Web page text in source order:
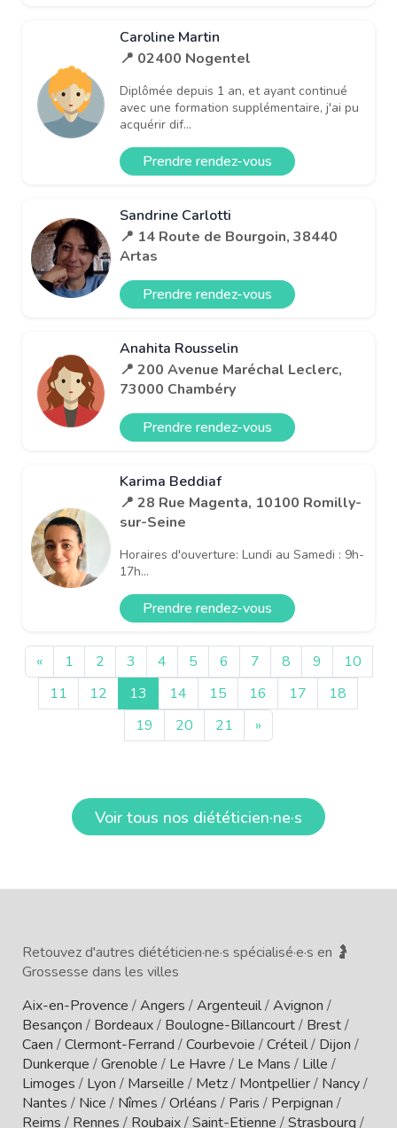
Caroline Martin
📍 02400 Nogentel
Diplômée depuis 1 an, et ayant continué
avec une formation supplémentaire, j'ai pu
acquérir dif...
Prendre rendez-vous
Sandrine Carlotti
📍 14 Route de Bourgoin, 38440
Artas
Prendre rendez-vous
Anahita Rousselin
📍 200 Avenue Maréchal Leclerc,
73000 Chambéry
Prendre rendez-vous
Karima Beddiaf
📍 28 Rue Magenta, 10100 Romilly-
sur-Seine
Horaires d'ouverture: Lundi au Samedi : 9h-
17h...
Prendre rendez-vous
« 1 2 3 4 5 6 7 8 9
10
11
12 13 14 15 16 17
18
19
20 21 »
Voir tous nos diététicien·ne·s
Retouvez d'autres diététicien·ne·s spécialisé·e·s en 🤰
Grossesse dans les villes
Aix-en-Provence /Angers /Argenteuil/Avignon /
Besançon / Bordeaux/ Boulogne-Billancourt/ Brest/
Caen /Clermont-Ferrand /Courbevoie /Créteil/ Dijon /
Dunkerque /Grenoble / Le Havre / Le Mans / Lille /
Limoges / Lyon / Marseille / Metz/ Montpellier/ Nancy/
Nantes / Nice / Nîmes /Orléans / Paris / Perpignan /
Reims / Rennes / Roubaix/Saint-Etienne /Strasbourg /